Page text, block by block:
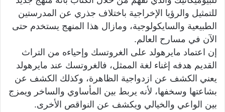
للتمثيل والرؤيا الإخراجية باختلاف جذري عن المدرستين
الطبيعية والسايكولوجية، ومازال هذا المنهج يستخدم حتى
الآن في مسارح العالم.
إن اعتماد مايرهولد على الغروتسك وإحياءه من التراث
القديم هدفه إغناء لغة الممثل، فالغروتسك عند مايرهولد
يعني الكشف عن ازدواجية الظاهرة، وكذلك الكشف عن
بشاعتها وسخفها، لأنه يربط بين المأساوي والساخر ويمزج
بين الواعي والخيالي ويكشف عن النواقص الأخرى.